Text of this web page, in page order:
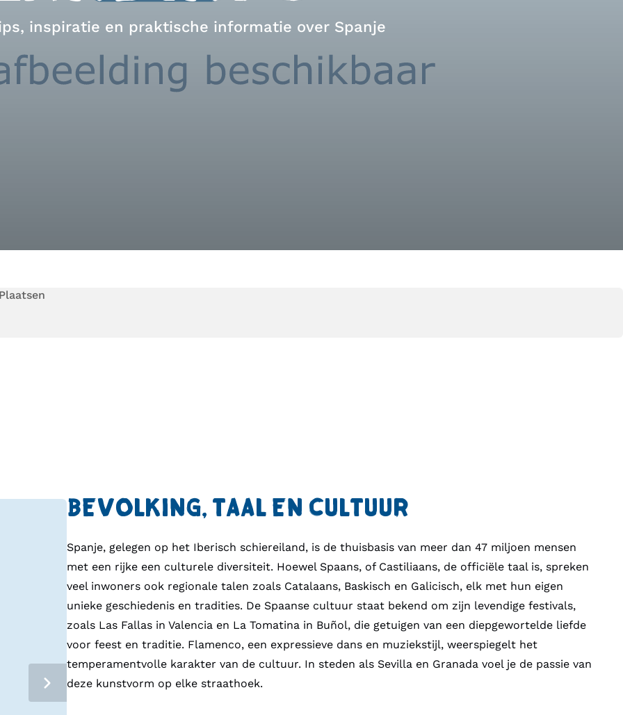
inspiratie en praktische informatie over Spanje
BEVOLKING, TAAL EN CULTUUR
Spanje, gelegen op het Iberisch schiereiland, is de thuisbasis van meer dan 47 miljoen mensen
met een rijke een culturele diversiteit. Hoewel Spaans, of Castiliaans, de officiële taal is, spreken
veel inwoners ook regionale talen zoals Catalaans, Baskisch en Galicisch, elk met hun eigen
unieke geschiedenis en tradities. De Spaanse cultuur staat bekend om zijn levendige festivals,
zoals Las Fallas in Valencia en La Tomatina in Buñol, die getuigen van een diepgewortelde liefde
voor feest en traditie. Flamenco, een expressieve dans en muziekstijl, weerspiegelt het
temperamentvolle karakter van de cultuur. In steden als Sevilla en Granada voel je de passie van
deze kunstvorm op elke straathoek.